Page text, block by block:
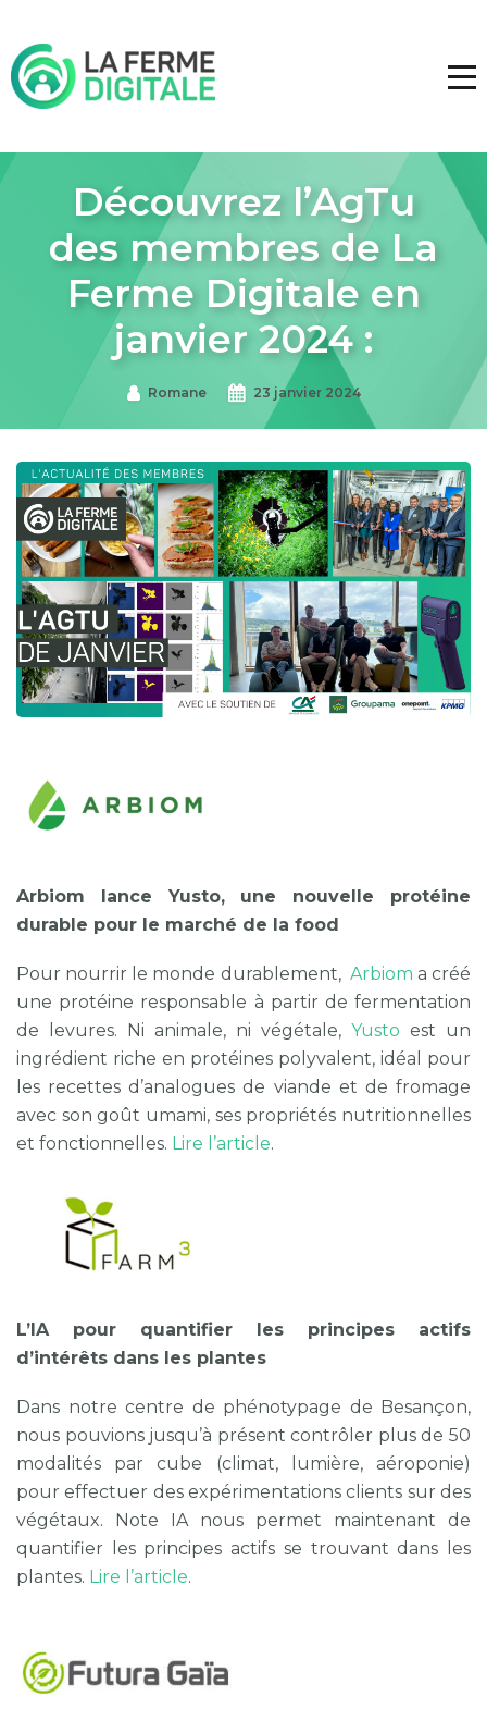
Découvrez l’AgTu
des membres de La
Ferme Digitale en
janvier 2024 :
Romane 23 janvier 2024
Arbiom lance Yusto, une nouvelle protéine
durable pour le marché de la food
Pour nourrir le monde durablement, Arbiom a créé
une protéine responsable à partir de fermentation
de levures. Ni animale, ni végétale, Yusto est un
ingrédient riche en protéines polyvalent, idéal pour
les recettes d’analogues de viande et de fromage
avec son goût umami, ses propriétés nutritionnelles
et fonctionnelles. Lire l’article.
L’IA pour quantifier les principes actifs
d’intérêts dans les plantes
Dans notre centre de phénotypage de Besançon,
nous pouvions jusqu’à présent contrôler plus de 50
modalités par cube (climat, lumière, aéroponie)
pour effectuer des expérimentations clients sur des
végétaux. Note IA nous permet maintenant de
quantifier les principes actifs se trouvant dans les
plantes. Lire l’article.